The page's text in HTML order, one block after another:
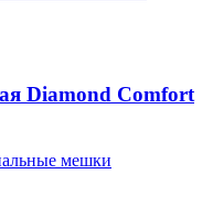
Diamond Comfort
мешки